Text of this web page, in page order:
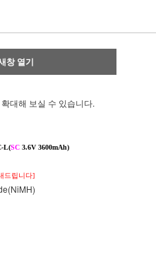
창 열기
대해 보실 수 있습니다.
L(SC 3.6V 3600mAh)
드립니다]